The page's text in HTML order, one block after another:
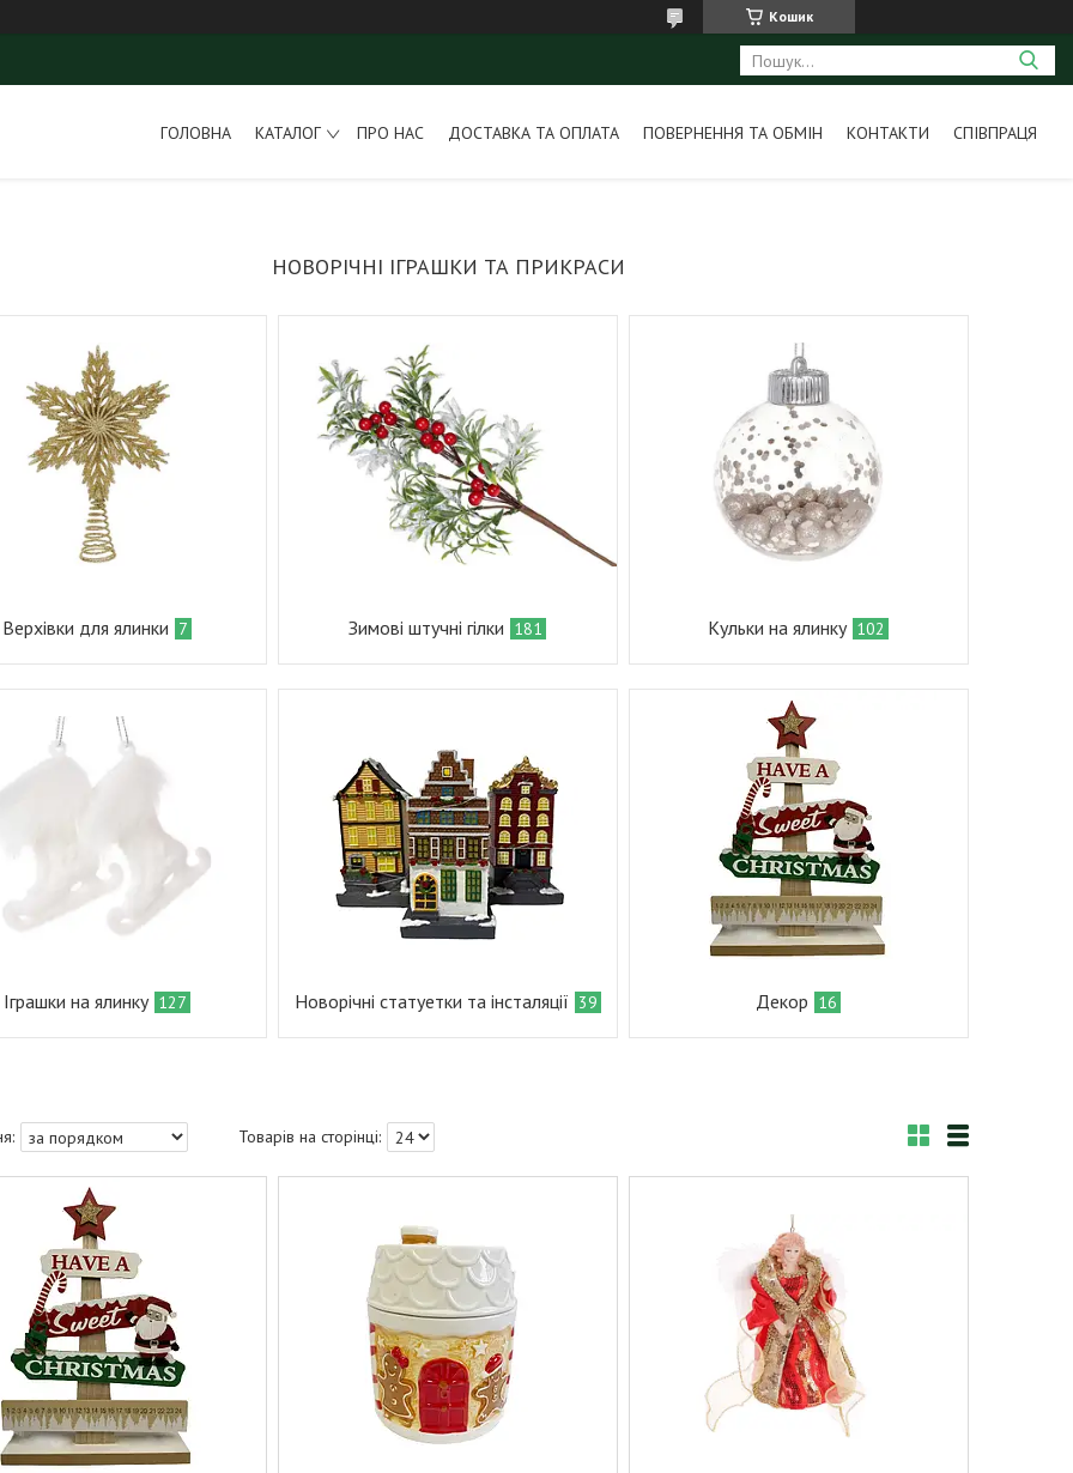
Кошик
ГОЛОВНА КАТАЛОГ ПРО НАС ДОСТАВКА ТА ОПЛАТА ПОВЕРНЕННЯ ТА ОБМІН КОНТАКТИ СПІВПРАЦЯ
НОВОРІЧНІ ІГРАШКИ ТА ПРИКРАСИ
Верхівки для ялинки 7 Зимові штучні гілки 181 Кульки на ялинку 102
Іграшки на ялинку 127 Новорічні статуетки та інсталяції 39 Декор 16